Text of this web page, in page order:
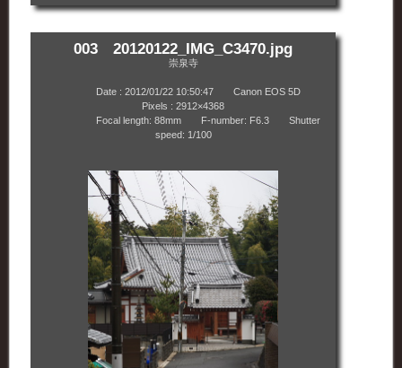
003 20120122_IMG_C3470.jpg
崇泉寺
Date : 2012/01/22 10:50:47 Canon EOS 5D
Pixels : 2912×4368
Focal length: 88mm F-number: F6.3 Shutter
speed: 1/100